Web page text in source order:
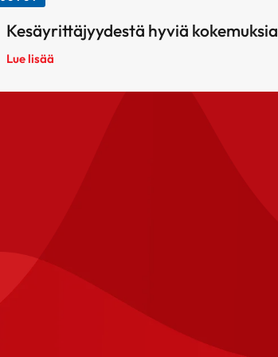
Kesäyrittäjyydestä hyviä kokemuksia
Lue lisää